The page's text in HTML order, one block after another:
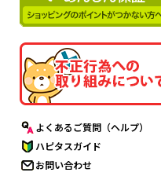
よくあるご質問（ヘルプ）
ハピタスガイド
お問い合わせ